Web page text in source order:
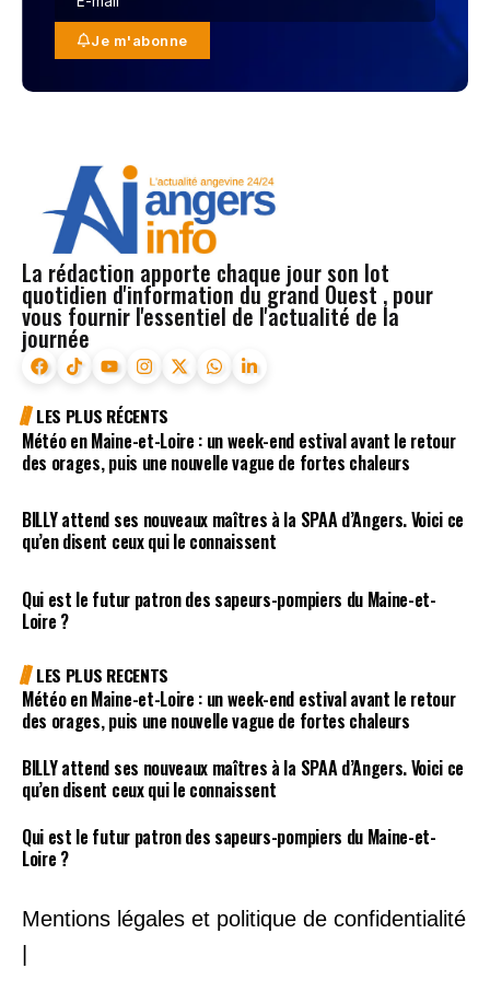
Je m'abonne
La rédaction apporte chaque jour son lot
quotidien d'information du grand Ouest , pour
vous fournir l'essentiel de l'actualité de la
journée
LES PLUS RÉCENTS
Météo en Maine-et-Loire : un week-end estival avant le retour
des orages, puis une nouvelle vague de fortes chaleurs
BILLY attend ses nouveaux maîtres à la SPAA d’Angers. Voici ce
qu’en disent ceux qui le connaissent
Qui est le futur patron des sapeurs-pompiers du Maine-et-
Loire ?
LES PLUS RECENTS
Météo en Maine-et-Loire : un week-end estival avant le retour
des orages, puis une nouvelle vague de fortes chaleurs
BILLY attend ses nouveaux maîtres à la SPAA d’Angers. Voici ce
qu’en disent ceux qui le connaissent
Qui est le futur patron des sapeurs-pompiers du Maine-et-
Loire ?
Mentions légales et politique de confidentialité